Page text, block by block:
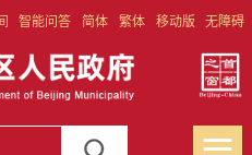
智能问答 简体 繁体 移动版 无障碍